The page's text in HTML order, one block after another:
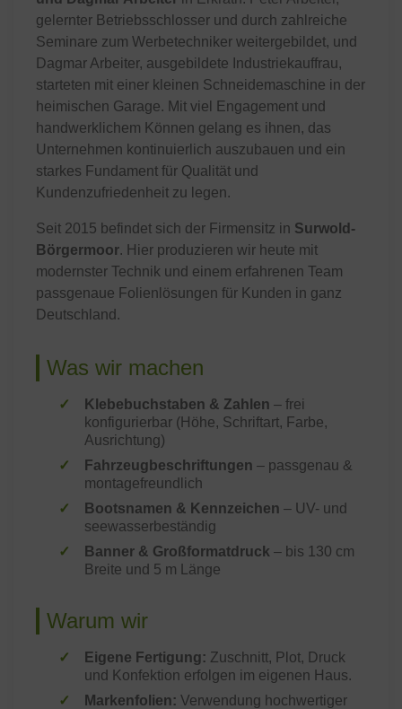
gelernter Betriebsschlosser und durch zahlreiche
Seminare zum Werbetechniker weitergebildet, und
Dagmar Arbeiter, ausgebildete Industriekauffrau,
starteten mit einer kleinen Schneidemaschine in der
heimischen Garage. Mit viel Engagement und
handwerklichem Können gelang es ihnen, das
Unternehmen kontinuierlich auszubauen und ein
starkes Fundament für Qualität und
Kundenzufriedenheit zu legen.
Seit 2015 befindet sich der Firmensitz in Surwold-
Börgermoor. Hier produzieren wir heute mit
modernster Technik und einem erfahrenen Team
passgenaue Folienlösungen für Kunden in ganz
Deutschland.
Was wir machen
Klebebuchstaben & Zahlen – frei
konfigurierbar (Höhe, Schriftart, Farbe,
Ausrichtung)
Fahrzeugbeschriftungen – passgenau &
montagefreundlich
Bootsnamen & Kennzeichen – UV- und
seewasserbeständig
Banner & Großformatdruck – bis 130 cm
Breite und 5 m Länge
Warum wir
Eigene Fertigung: Zuschnitt, Plot, Druck
und Konfektion erfolgen im eigenen Haus.
Markenfolien: Verwendung hochwertiger